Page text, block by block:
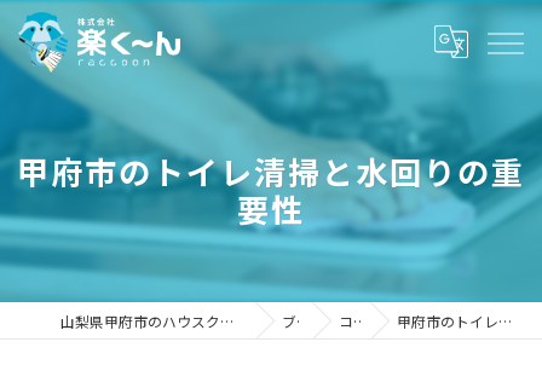
甲府市のトイレ清掃と水回りの重
要性
山梨県甲府市のハウスクリーニングなら株式会社楽く～ん ブログ コラム 甲府市のトイレ清掃と水回りの重要性